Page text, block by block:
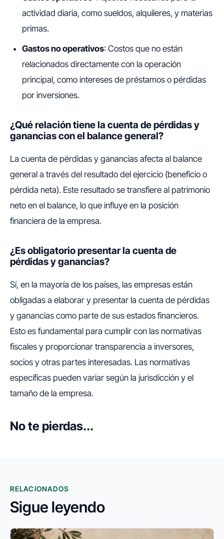
actividad diaria, como sueldos, alquileres, y materias
primas.
Gastos no operativos: Costos que no están
relacionados directamente con la operación
principal, como intereses de préstamos o pérdidas
por inversiones.
¿Qué relación tiene la cuenta de pérdidas y
ganancias con el balance general?
La cuenta de pérdidas y ganancias afecta al balance
general a través del resultado del ejercicio (beneficio o
pérdida neta). Este resultado se transfiere al patrimonio
neto en el balance, lo que influye en la posición
financiera de la empresa.
¿Es obligatorio presentar la cuenta de
pérdidas y ganancias?
Sí, en la mayoría de los países, las empresas están
obligadas a elaborar y presentar la cuenta de pérdidas
y ganancias como parte de sus estados financieros.
Esto es fundamental para cumplir con las normativas
fiscales y proporcionar transparencia a inversores,
socios y otras partes interesadas. Las normativas
específicas pueden variar según la jurisdicción y el
tamaño de la empresa.
No te pierdas...
RELACIONADOS
Sigue leyendo